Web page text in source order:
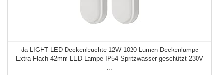
da LIGHT LED Deckenleuchte 12W 1020 Lumen Deckenlampe
Extra Flach 42mm LED-Lampe IP54 Spritzwasser geschützt 230V
...